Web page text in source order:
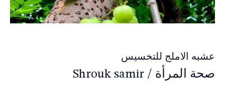
عشبه الاملج للتخسيس
صحة المرأة /
Shrouk samir